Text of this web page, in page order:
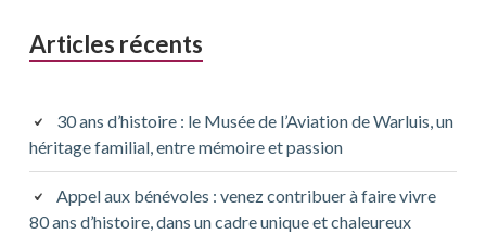
Barre
principale
Articles récents
30 ans d’histoire : le Musée de l’Aviation de Warluis, un
héritage familial, entre mémoire et passion
Appel aux bénévoles : venez contribuer à faire vivre
80 ans d’histoire, dans un cadre unique et chaleureux